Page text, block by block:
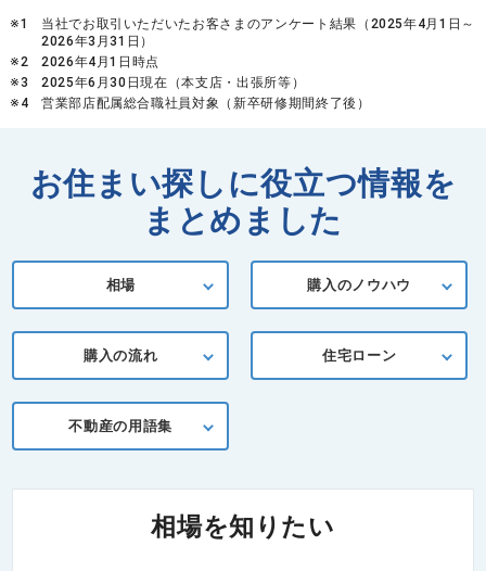
※1
当社でお取引いただいたお客さまのアンケート結果（2025年4月1日～
2026年3月31日）
※2
2026年4月1日時点
※3
2025年6月30日現在（本支店・出張所等）
※4
営業部店配属総合職社員対象（新卒研修期間終了後）
お住まい探しに役立つ情報を
まとめました
相場 購入のノウハウ
購入の流れ 住宅ローン
不動産の用語集
相場を知りたい